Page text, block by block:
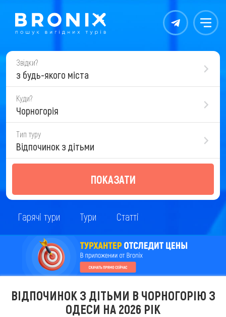
Контакты Меню
Звідки?
з будь-якого міста
Куди?
Чорногорія
Тип туру
Відпочинок з дітьми
ПОКАЗАТИ
Гарячі тури Тури Статті
ВІДПОЧИНОК З ДІТЬМИ В ЧОРНОГОРІЮ З
ОДЕСИ НА 2026 РІК